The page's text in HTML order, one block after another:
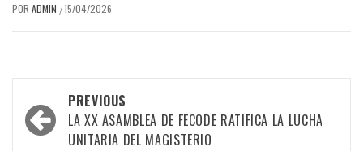
POR ADMIN /15/04/2026
Post
navigation
PREVIOUS
LA XX ASAMBLEA DE FECODE RATIFICA LA LUCHA
UNITARIA DEL MAGISTERIO